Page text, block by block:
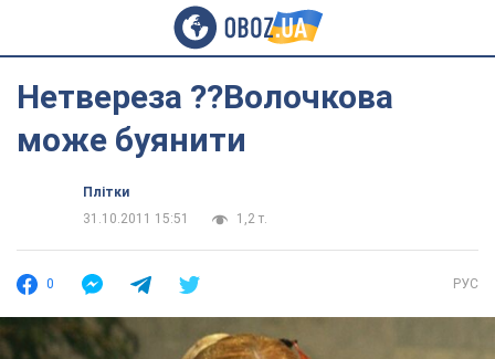
Нетвереза ??Волочкова
може буянити
Плітки
31.10.2011 15:51
1,2 т.
0 РУС